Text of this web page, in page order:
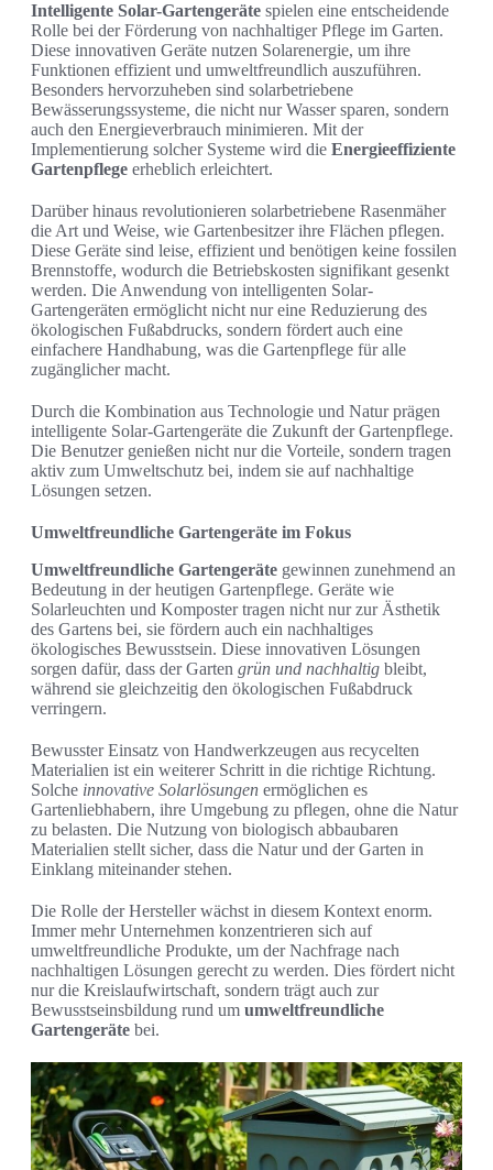
Intelligente Solar-Gartengeräte spielen eine entscheidende
Rolle bei der Förderung von nachhaltiger Pflege im Garten.
Diese innovativen Geräte nutzen Solarenergie, um ihre
Funktionen effizient und umweltfreundlich auszuführen.
Besonders hervorzuheben sind solarbetriebene
Bewässerungssysteme, die nicht nur Wasser sparen, sondern
auch den Energieverbrauch minimieren. Mit der
Implementierung solcher Systeme wird die Energieeffiziente
Gartenpflege erheblich erleichtert.
Darüber hinaus revolutionieren solarbetriebene Rasenmäher
die Art und Weise, wie Gartenbesitzer ihre Flächen pflegen.
Diese Geräte sind leise, effizient und benötigen keine fossilen
Brennstoffe, wodurch die Betriebskosten signifikant gesenkt
werden. Die Anwendung von intelligenten Solar-
Gartengeräten ermöglicht nicht nur eine Reduzierung des
ökologischen Fußabdrucks, sondern fördert auch eine
einfachere Handhabung, was die Gartenpflege für alle
zugänglicher macht.
Durch die Kombination aus Technologie und Natur prägen
intelligente Solar-Gartengeräte die Zukunft der Gartenpflege.
Die Benutzer genießen nicht nur die Vorteile, sondern tragen
aktiv zum Umweltschutz bei, indem sie auf nachhaltige
Lösungen setzen.
Umweltfreundliche Gartengeräte im Fokus
Umweltfreundliche Gartengeräte gewinnen zunehmend an
Bedeutung in der heutigen Gartenpflege. Geräte wie
Solarleuchten und Komposter tragen nicht nur zur Ästhetik
des Gartens bei, sie fördern auch ein nachhaltiges
ökologisches Bewusstsein. Diese innovativen Lösungen
sorgen dafür, dass der Garten grün und nachhaltig bleibt,
während sie gleichzeitig den ökologischen Fußabdruck
verringern.
Bewusster Einsatz von Handwerkzeugen aus recycelten
Materialien ist ein weiterer Schritt in die richtige Richtung.
Solche innovative Solarlösungen ermöglichen es
Gartenliebhabern, ihre Umgebung zu pflegen, ohne die Natur
zu belasten. Die Nutzung von biologisch abbaubaren
Materialien stellt sicher, dass die Natur und der Garten in
Einklang miteinander stehen.
Die Rolle der Hersteller wächst in diesem Kontext enorm.
Immer mehr Unternehmen konzentrieren sich auf
umweltfreundliche Produkte, um der Nachfrage nach
nachhaltigen Lösungen gerecht zu werden. Dies fördert nicht
nur die Kreislaufwirtschaft, sondern trägt auch zur
Bewusstseinsbildung rund um umweltfreundliche
Gartengeräte bei.